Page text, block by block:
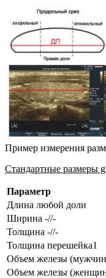
Пример измерения
Стандартные размеры
Параметр
Длина любой доли
Ширина -//-
Толщина -//-
Толщина перешейка1
Объем железы
Объем железы